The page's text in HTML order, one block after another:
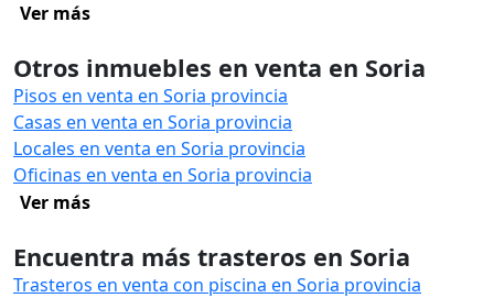
Ver más
Otros inmuebles en venta en Soria
Pisos en venta en Soria provincia
Casas en venta en Soria provincia
Locales en venta en Soria provincia
Oficinas en venta en Soria provincia
Ver más
Encuentra más trasteros en Soria
Trasteros en venta con piscina en Soria provincia